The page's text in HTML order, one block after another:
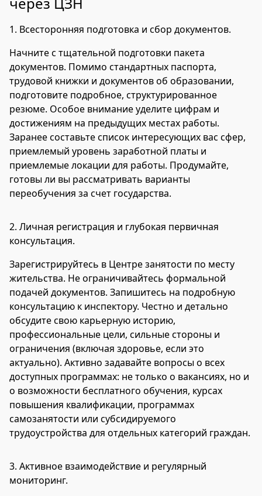
1. Всесторонняя подготовка и сбор документов.
Начните с тщательной подготовки пакета
документов. Помимо стандартных паспорта,
трудовой книжки и документов об образовании,
подготовите подробное, структурированное
резюме. Особое внимание уделите цифрам и
достижениям на предыдущих местах работы.
Заранее составьте список интересующих вас сфер,
приемлемый уровень заработной платы и
приемлемые локации для работы. Продумайте,
готовы ли вы рассматривать варианты
переобучения за счет государства.
2. Личная регистрация и глубокая первичная
консультация.
Зарегистрируйтесь в Центре занятости по месту
жительства. Не ограничивайтесь формальной
подачей документов. Запишитесь на подробную
консультацию к инспектору. Честно и детально
обсудите свою карьерную историю,
профессиональные цели, сильные стороны и
ограничения (включая здоровье, если это
актуально). Активно задавайте вопросы о всех
доступных программах: не только о вакансиях, но и
о возможности бесплатного обучения, курсах
повышения квалификации, программах
самозанятости или субсидируемого
трудоустройства для отдельных категорий граждан.
3. Активное взаимодействие и регулярный
мониторинг.